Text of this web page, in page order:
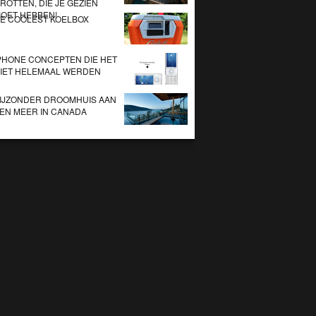
DIE JE GEZIEN
HEBBEN!
COOLEST KOELBOX
CONCEPTEN DIE HET
HELEMAAL WERDEN
DROOMHUIS AAN
MEER IN CANADA